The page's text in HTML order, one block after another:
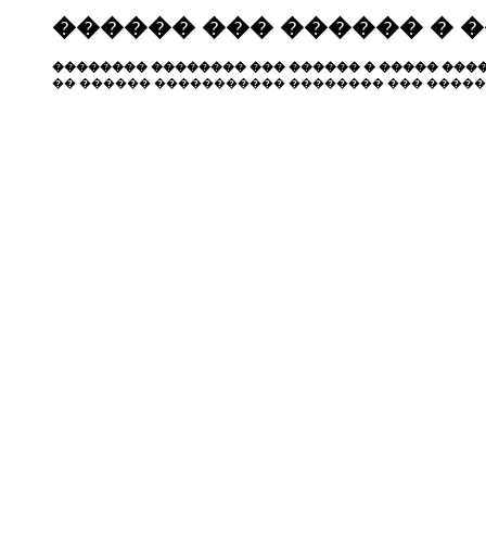
������ ��� ������ �
�������� �������� ��� ������ � �����
�� ������ ����������� �������� ���